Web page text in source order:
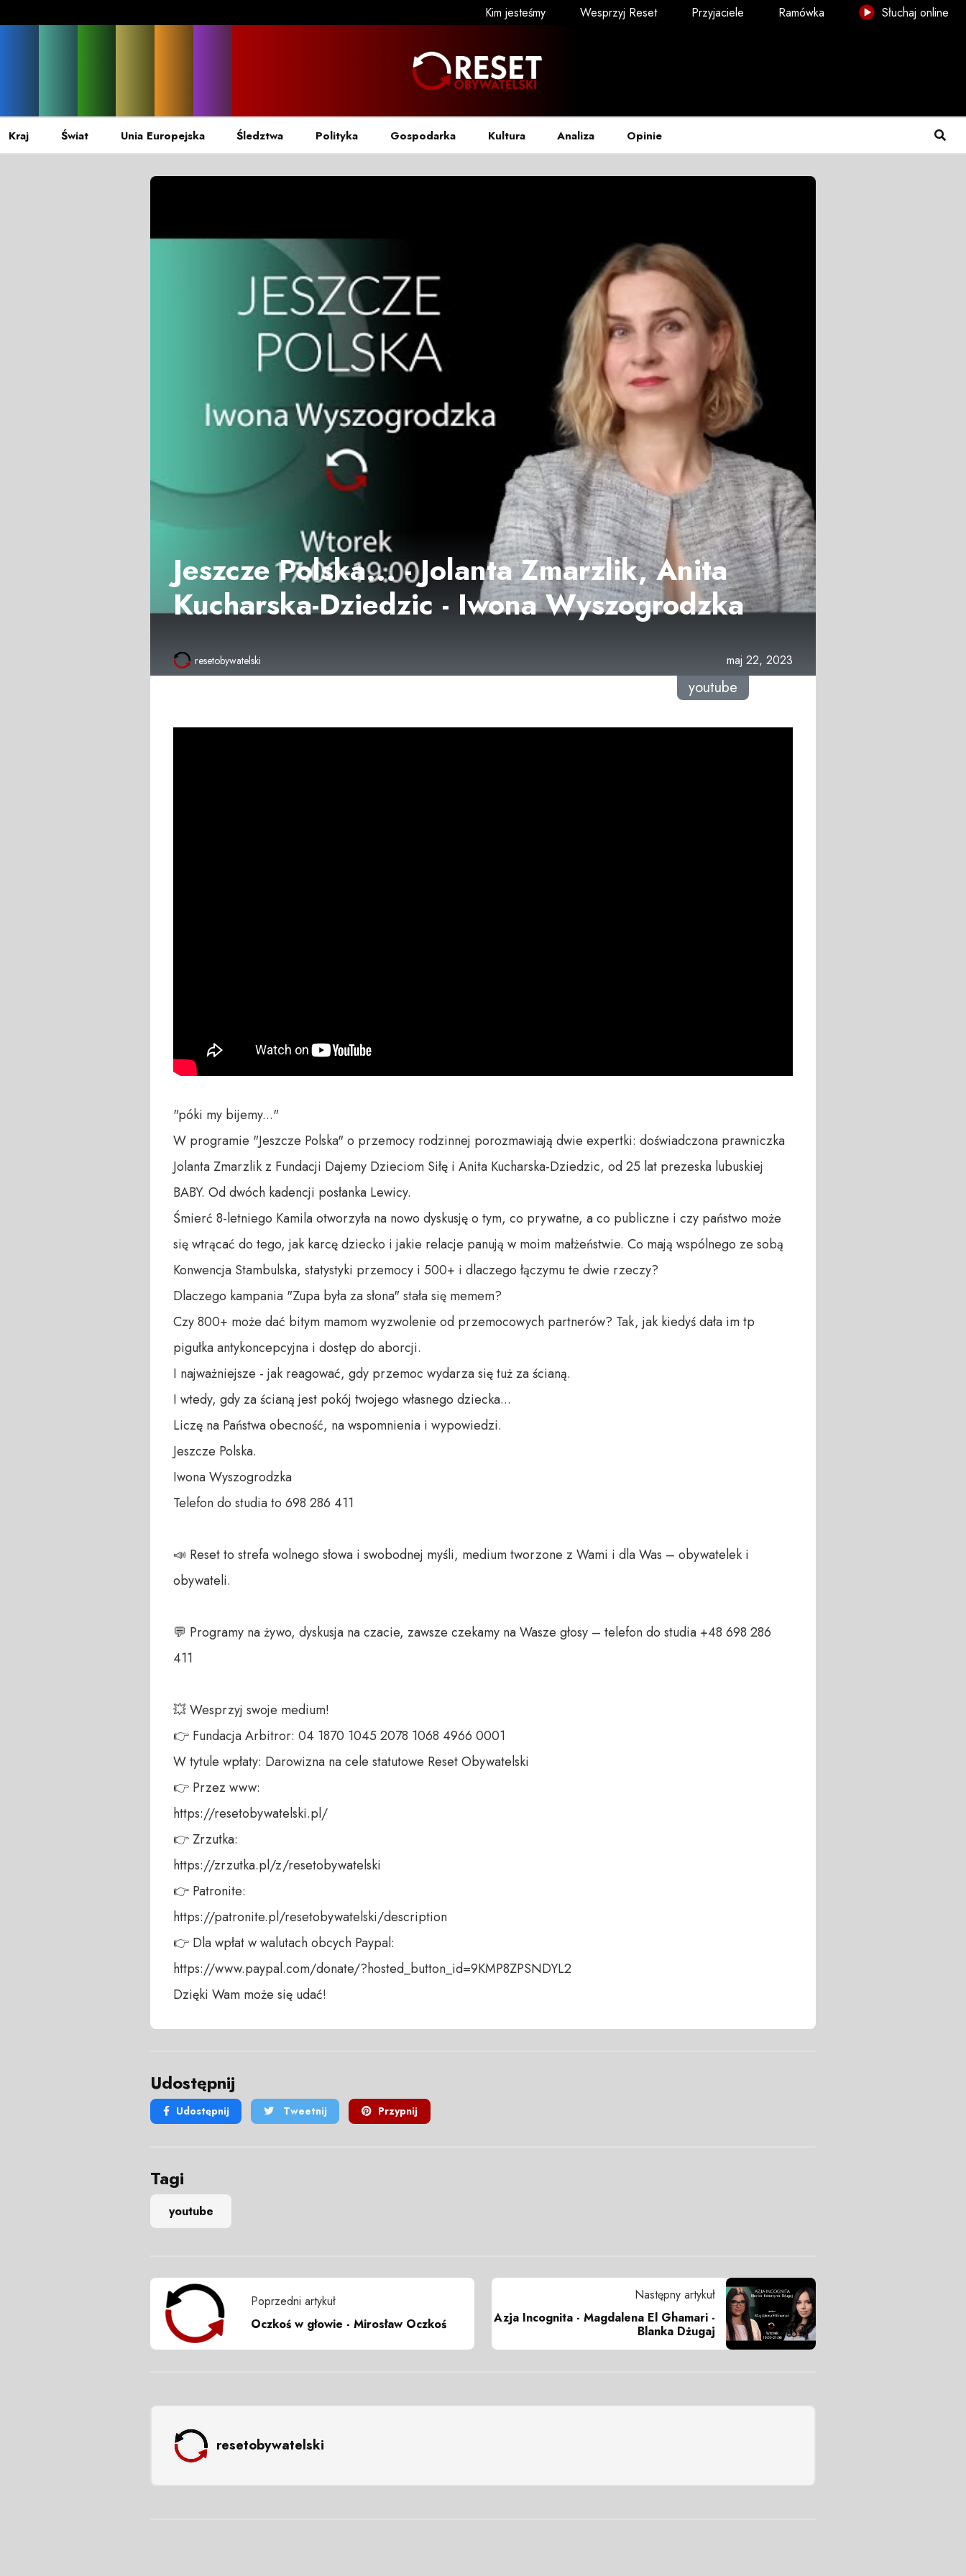
Kim jesteśmy Wesprzyj Reset Przyjaciele Ramówka Słuchaj online
Kraj Świat Unia Europejska Śledztwa Polityka Gospodarka Kultura Analiza Opinie
Jeszcze Polska... - Jolanta Zmarzlik, Anita
Kucharska-Dziedzic - Iwona Wyszogrodzka
resetobywatelski maj 22, 2023
youtube
"póki my bijemy..."
W programie "Jeszcze Polska" o przemocy rodzinnej porozmawiają dwie expertki: doświadczona prawniczka
Jolanta Zmarzlik z Fundacji Dajemy Dzieciom Siłę i Anita Kucharska-Dziedzic, od 25 lat prezeska lubuskiej
BABY. Od dwóch kadencji posłanka Lewicy.
Śmierć 8-letniego Kamila otworzyła na nowo dyskusję o tym, co prywatne, a co publiczne i czy państwo może
się wtrącać do tego, jak karcę dziecko i jakie relacje panują w moim małżeństwie. Co mają wspólnego ze sobą
Konwencja Stambulska, statystyki przemocy i 500+ i dlaczego łączymu te dwie rzeczy?
Dlaczego kampania "Zupa była za słona" stała się memem?
Czy 800+ może dać bitym mamom wyzwolenie od przemocowych partnerów? Tak, jak kiedyś dała im tp
pigułka antykoncepcyjna i dostęp do aborcji.
I najważniejsze - jak reagować, gdy przemoc wydarza się tuż za ścianą.
I wtedy, gdy za ścianą jest pokój twojego własnego dziecka...
Liczę na Państwa obecność, na wspomnienia i wypowiedzi.
Jeszcze Polska.
Iwona Wyszogrodzka
Telefon do studia to 698 286 411
📣 Reset to strefa wolnego słowa i swobodnej myśli, medium tworzone z Wami i dla Was – obywatelek i
obywateli.
💬 Programy na żywo, dyskusja na czacie, zawsze czekamy na Wasze głosy – telefon do studia +48 698 286
411
💥 Wesprzyj swoje medium!
👉 Fundacja Arbitror: 04 1870 1045 2078 1068 4966 0001
W tytule wpłaty: Darowizna na cele statutowe Reset Obywatelski
👉 Przez www:
https://resetobywatelski.pl/
👉 Zrzutka:
https://zrzutka.pl/z/resetobywatelski
👉 Patronite:
https://patronite.pl/resetobywatelski/description
👉 Dla wpłat w walutach obcych Paypal:
https://www.paypal.com/donate/?hosted_button_id=9KMP8ZPSNDYL2
Dzięki Wam może się udać!
Udostępnij
Udostępnij Tweetnij Przypnij
Tagi
youtube
Poprzedni artykuł
Oczkoś w głowie - Mirosław Oczkoś
Następny artykuł
Azja Incognita - Magdalena El Ghamari -
Blanka Dżugaj
resetobywatelski